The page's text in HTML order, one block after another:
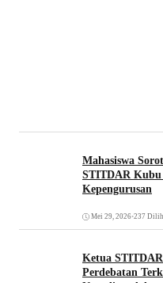
Mahasiswa
STITDAR Kubu
Kepengurusan
Mei 29, 2026•237
Ketua
Perdebatan